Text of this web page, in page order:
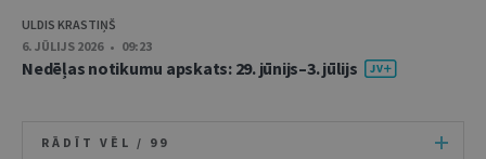
ULDIS KRASTIŅŠ
6. JŪLIJS 2026 • 09:23
Nedēļas notikumu apskats: 29. jūnijs–3. jūlijs
RĀDĪT VĒL / 99